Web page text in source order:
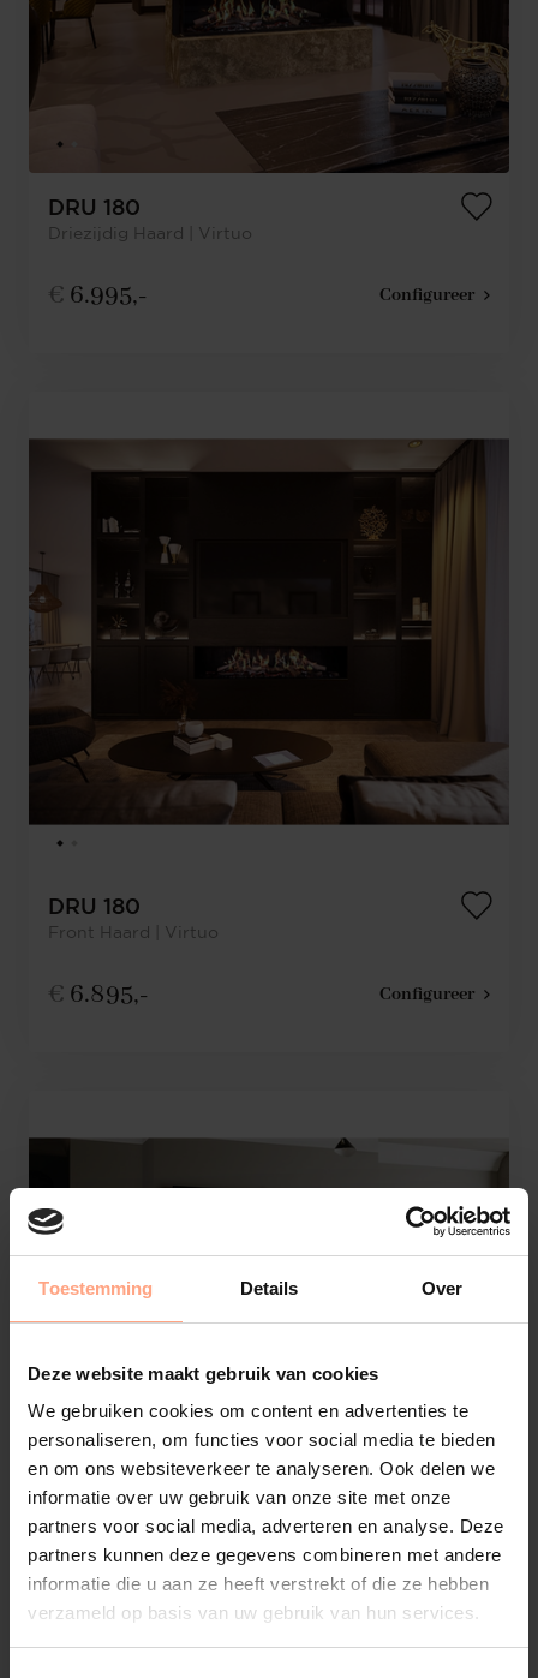
Toestemming Details Over
Deze website maakt gebruik van cookies
We gebruiken cookies om content en advertenties te
personaliseren, om functies voor social media te bieden
en om ons websiteverkeer te analyseren. Ook delen we
informatie over uw gebruik van onze site met onze
partners voor social media, adverteren en analyse. Deze
partners kunnen deze gegevens combineren met andere
informatie die u aan ze heeft verstrekt of die ze hebben
verzameld op basis van uw gebruik van hun services.
DRU 180
Driezijdig Haard | Virtuo
€ 6.995,- Configureer
DRU 180
Front Haard | Virtuo
€ 6.895,- Configureer
Element4